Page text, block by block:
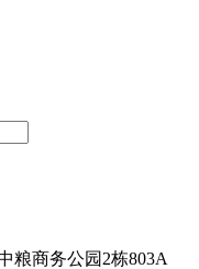
粮商务公园2栋803A